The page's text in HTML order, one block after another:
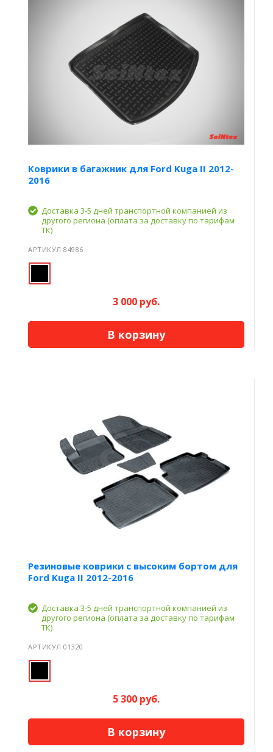
Коврики в багажник для Ford Kuga II 2012-
2016
Доставка 3-5 дней транспортной компанией из
другого региона (оплата за доставку по тарифам
ТК)
АРТИКУЛ 84986
3 000 руб.
В корзину
Резиновые коврики с высоким бортом для
Ford Kuga II 2012-2016
Доставка 3-5 дней транспортной компанией из
другого региона (оплата за доставку по тарифам
ТК)
АРТИКУЛ 01320
5 300 руб.
В корзину